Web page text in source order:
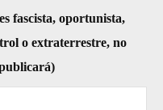
fascista, oportunista,
o extraterrestre, no